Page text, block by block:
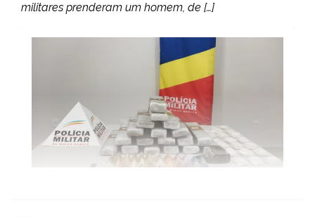
militares prenderam um homem, de […]